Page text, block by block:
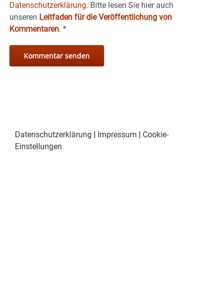
Datenschutzerklärung. Bitte lesen Sie hier auch
unseren Leitfaden für die Veröffentlichung von
Kommentaren. *
Datenschutzerklärung | Impressum | Cookie-
Einstellungen